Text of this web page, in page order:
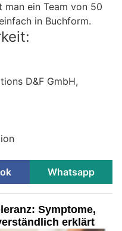
man ein Team von 50
in Buchform.
D&F GmbH,
Whatsapp
Symptome,
erklärt